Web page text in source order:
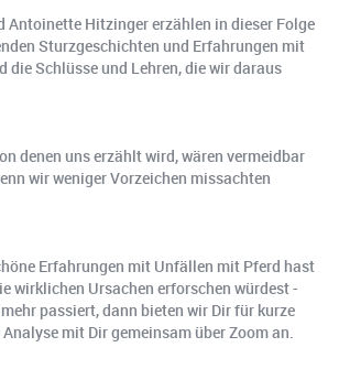
Antoinette Hitzinger erzählen in dieser Folge
Sturzgeschichten und Erfahrungen mit
die Schlüsse und Lehren, die wir daraus
denen uns erzählt wird, wären vermeidbar
wir weniger Vorzeichen missachten
Erfahrungen mit Unfällen mit Pferd hast
wirklichen Ursachen erforschen würdest -
passiert, dann bieten wir Dir für kurze
mit Dir gemeinsam über Zoom an.